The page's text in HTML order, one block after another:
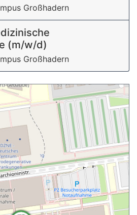
Großhadern
(m/w/d)
Großhadern